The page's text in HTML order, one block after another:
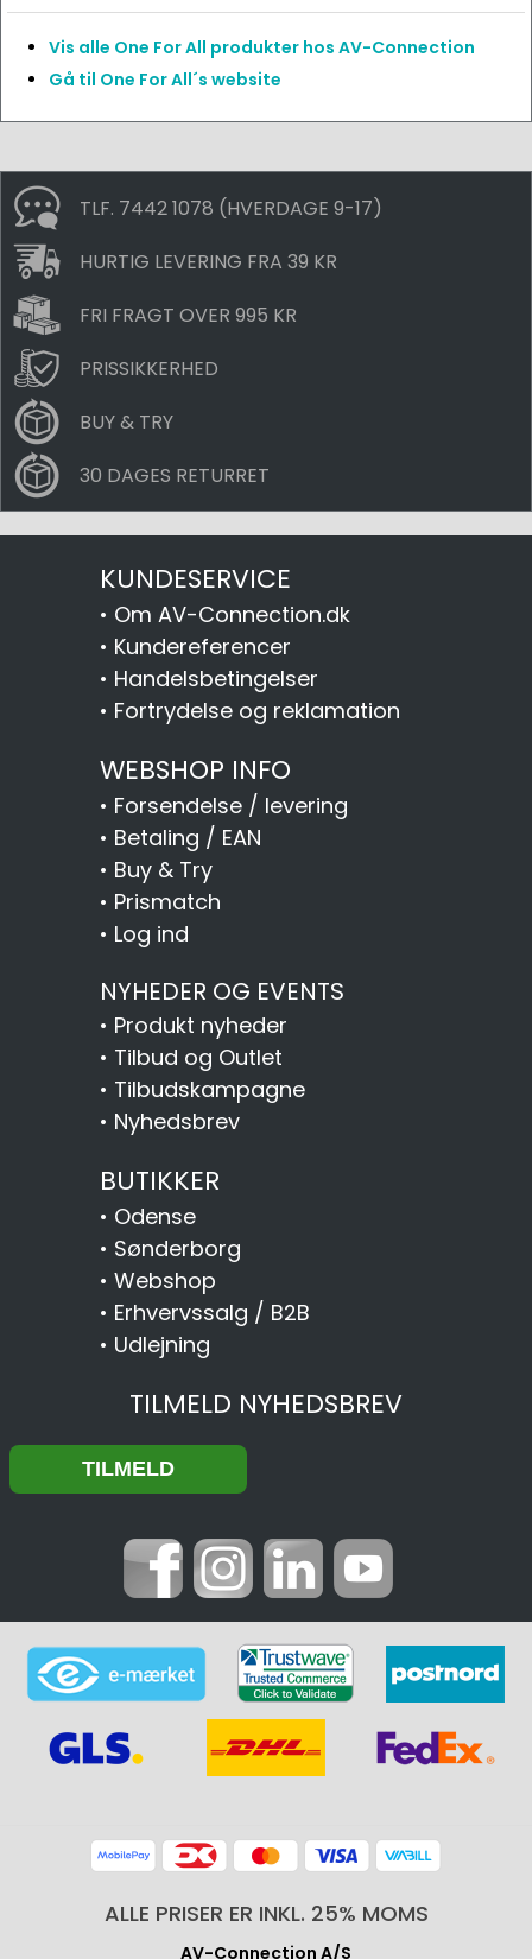
Vis alle One For All produkter hos AV-Connection
Gå til One For All´s website
TLF. 7442 1078 (HVERDAGE 9-17)
HURTIG LEVERING FRA 39 KR
FRI FRAGT OVER 995 KR
PRISSIKKERHED
BUY & TRY
30 DAGES RETURRET
KUNDESERVICE
• Om AV-Connection.dk
• Kundereferencer
• Handelsbetingelser
• Fortrydelse og reklamation
WEBSHOP INFO
• Forsendelse / levering
• Betaling / EAN
• Buy & Try
• Prismatch
• Log ind
NYHEDER OG EVENTS
• Produkt nyheder
• Tilbud og Outlet
• Tilbudskampagne
• Nyhedsbrev
BUTIKKER
• Odense
• Sønderborg
• Webshop
• Erhvervssalg / B2B
• Udlejning
TILMELD NYHEDSBREV
ALLE PRISER ER INKL. 25% MOMS
AV-Connection A/S